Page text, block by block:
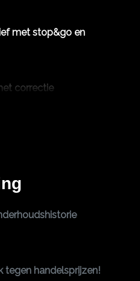
met stop&go en
correctie
programma
tegen handelsprijzen!